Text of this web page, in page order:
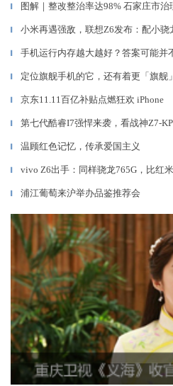
▎ 图解｜整改整治率达98% 石家庄市治
▎ 小米再遇强敌，联想Z6发布：配小骁
▎ 手机运行内存越大越好？答案可能并
▎ 定位旗舰手机的它，还有着更「旗舰
▎ 京东11.11百亿补贴点燃狂欢 iPhone
▎ 第七代酷睿I7强悍来袭，看战神Z7-
▎ 温顾红色记忆，传承爱国主义
▎ vivo Z6出手：同样骁龙765G，比红米
▎ 浦江葡萄来沪举办品鉴推荐会